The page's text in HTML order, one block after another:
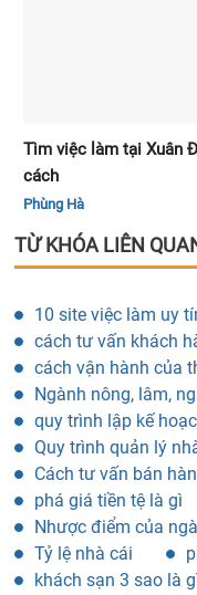
Tìm việc làm tại Xuân
cách
Phùng Hà
TỪ KHÓA LIÊN
10 site việc làm uy
cách tư vấn khách
cách vận hành của
Ngành nông, lâm,
quy trình lập kế
Quy trình quản lý
Cách tư vấn bán
phá giá tiền tệ là gì
Nhược điểm của
Tỷ lệ nhà cái
khách sạn 3 sao là